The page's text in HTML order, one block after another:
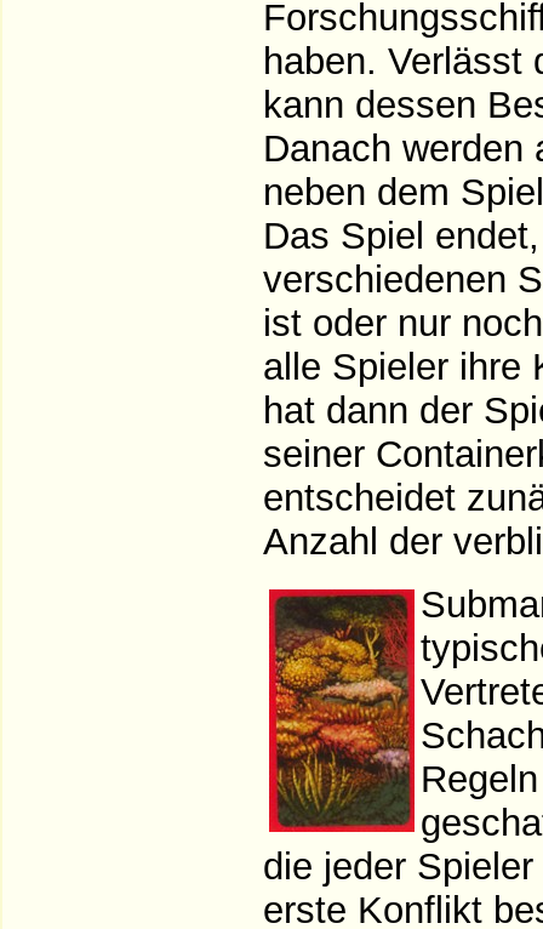
haben. Verlässt
kann dessen
Danach werden
neben dem
Das Spiel
verschiedenen
ist oder nur
alle Spieler ihre
hat dann der
seiner
entscheidet
Anzahl der
die jeder
erste Konflikt